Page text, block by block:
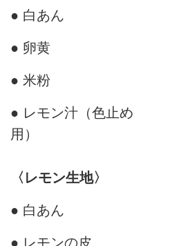
● 白あん
● 卵黄
● 米粉
● レモン汁（色止め
用）
〈レモン生地〉
● 白あん
● レモンの皮